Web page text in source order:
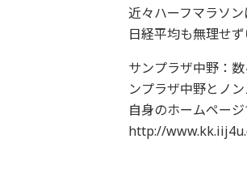
近々ハーフマラソン
日経平均も無理せ
サンプラザ中野：
ンプラザ中野とノ
自身のホームペー
http://